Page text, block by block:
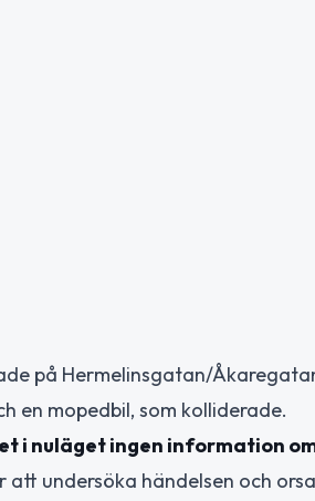
på Hermelinsgatan/
en mopedbil, som kolliderade.
i nuläget ingen information
att undersöka händelsen och